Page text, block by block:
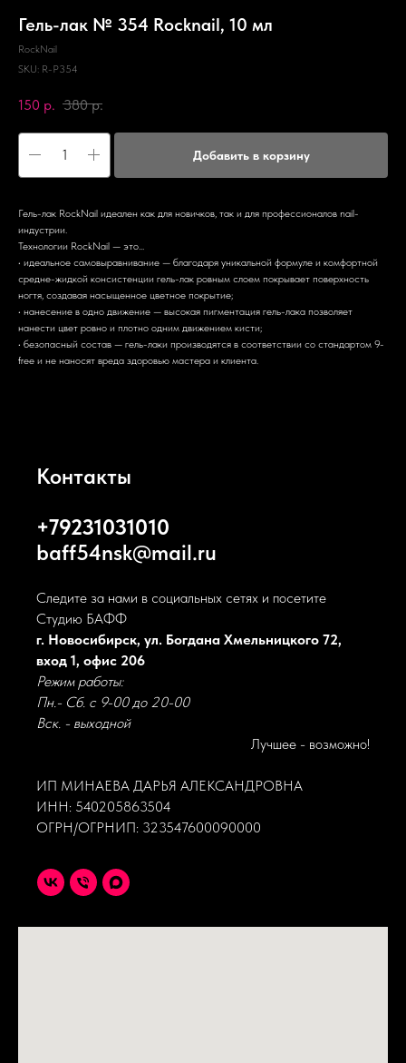
Гель-лак № 354 Rocknail, 10 мл
RockNail
SKU: R-P354
150 р. 380 р.
Добавить в корзину
Гель-лак RockNail идеален как для новичков, так и для профессионалов nail-
индустрии.
Технологии RockNail — это...
• идеальное самовыравнивание — благодаря уникальной формуле и комфортной
средне-жидкой консистенции гель-лак ровным слоем покрывает поверхность
ногтя, создавая насыщенное цветное покрытие;
• нанесение в одно движение — высокая пигментация гель-лака позволяет
нанести цвет ровно и плотно одним движением кисти;
• безопасный состав — гель-лаки производятся в соответствии со стандартом 9-
free и не наносят вреда здоровью мастера и клиента.
Контакты
+79231031010
baff54nsk@mail.ru
Следите за нами в социальных сетях и посетите
Студию БАФФ
г. Новосибирск, ул. Богдана Хмельницкого 72,
вход 1, офис 206
Режим работы:
Пн.- Сб. с 9-00 до 20-00
Вск. - выходной
Лучшее - возможно!
ИП МИНАЕВА ДАРЬЯ АЛЕКСАНДРОВНА
ИНН: 540205863504
ОГРН/ОГРНИП: 323547600090000